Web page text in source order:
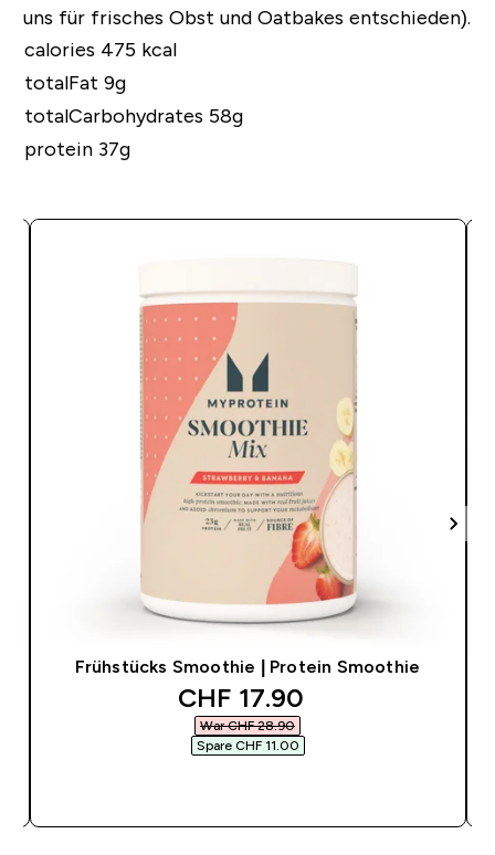
uns für frisches Obst und Oatbakes entschieden).
calories 475 kcal
totalFat 9g
totalCarbohydrates 58g
protein 37g
Frühstücks Smoothie | Protein Smoothie
discounted price
CHF 17.90‎
War CHF 28.90‎
Spare CHF 11.00‎